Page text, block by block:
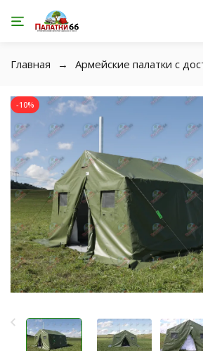
Главная Армейские палатки с
-10%